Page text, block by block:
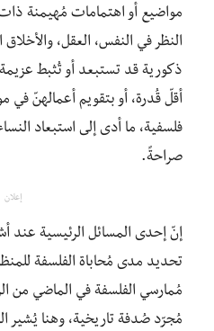
مواضيع أو اهتمامات مُهيمنة
النظر في النفس، العقل، والأخلاق
ذكورية قد تستبعد أو تُثبط
أقلّ قُدرة، أو بتقويم أعمالهنّ في
فلسفية، ما أدى إلى استبعاد
صراحةً.
إعلان
إنّ إحدى المسائل الرئيسية عند
تحديد مدى مُحاباة الفلسفة
مُمارسي الفلسفة في الماضي من
مُجرّد صُدفة تاريخية، وهنا يُشير